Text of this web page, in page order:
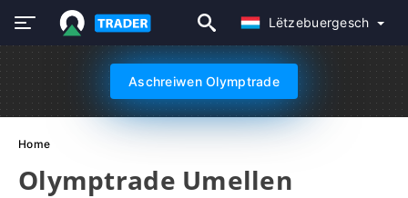
Lëtzebuergesch
Aschreiwen Olymptrade
Home
Olymptrade Umellen